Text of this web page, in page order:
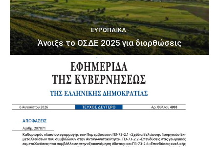
ΕΥΡΩΠΑΪΚΆ
Άνοιξε το ΟΣΔΕ 2025 για διορθώσεις